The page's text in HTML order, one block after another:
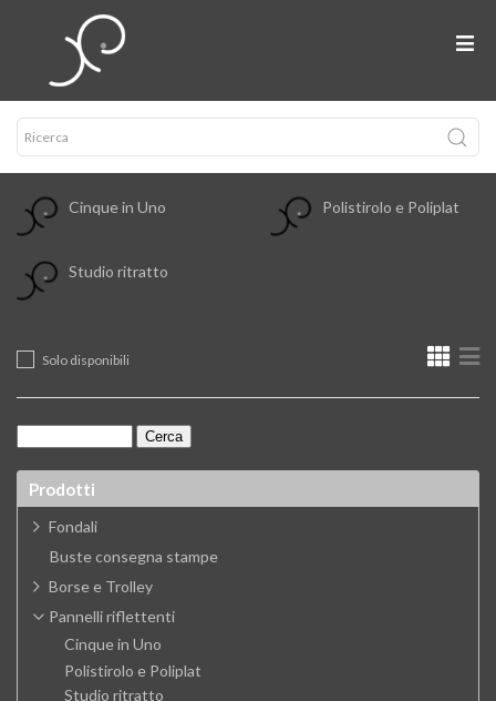
Cinque in Uno Polistirolo e Poliplat
Studio ritratto
Solo disponibili
Prodotti
Fondali
Buste consegna stampe
Borse e Trolley
Pannelli riflettenti
Cinque in Uno
Polistirolo e Poliplat
Studio ritratto